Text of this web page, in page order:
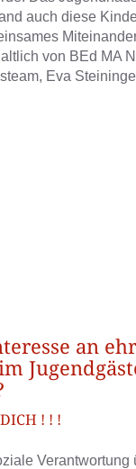
auch diese
von BEd MA
Eva
an
! ! !
Verantwortung